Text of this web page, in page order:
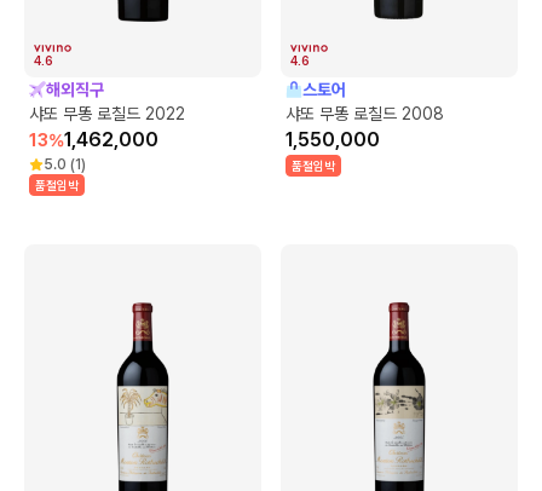
4.6
해외직구
샤또 무똥 로칠드 2022
13%1,462,000
5.0 (1)
품절임박
4.6
스토어
샤또 무똥 로칠드 2008
1,550,000
품절임박